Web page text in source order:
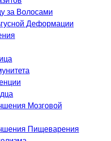
за Волосами
Деформации
Мозговой
Пищеварения